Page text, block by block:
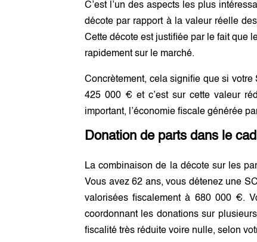
C’est l’un des aspects les plus
décote par rapport à la valeur réelle
Cette décote est justifiée par le fait que
rapidement sur le marché.
Concrètement, cela signifie que si
425 000 € et c’est sur cette valeur
important, l’économie fiscale générée
Donation de parts dans le
La combinaison de la décote sur les
Vous avez 62 ans, vous détenez une
valorisées fiscalement à 680 000 €.
coordonnant les donations sur
fiscalité très réduite voire nulle, selon